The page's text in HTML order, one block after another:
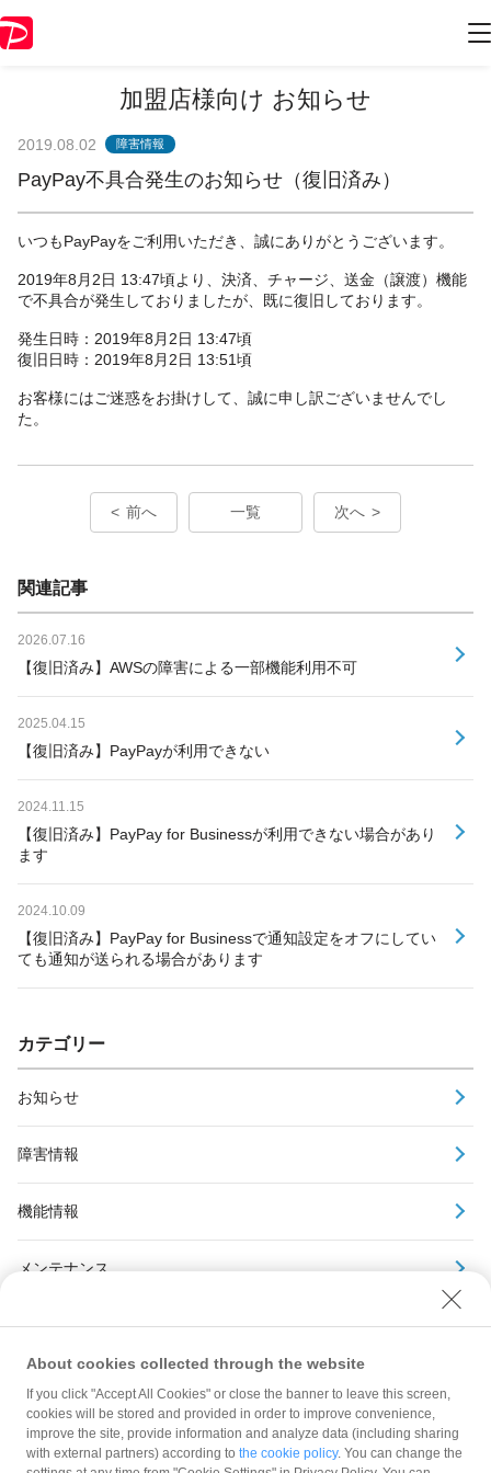
加盟店様向け お知らせ
2019.08.02 障害情報
PayPay不具合発生のお知らせ（復旧済み）
いつもPayPayをご利用いただき、誠にありがとうございます。
2019年8月2日 13:47頃より、決済、チャージ、送金（譲渡）機能
で不具合が発生しておりましたが、既に復旧しております。
発生日時：2019年8月2日 13:47頃
復旧日時：2019年8月2日 13:51頃
お客様にはご迷惑をお掛けして、誠に申し訳ございませんでし
た。
前へ 一覧 次へ
関連記事
2026.07.16
【復旧済み】AWSの障害による一部機能利用不可
2025.04.15
【復旧済み】PayPayが利用できない
2024.11.15
【復旧済み】PayPay for Businessが利用できない場合があり
ます
2024.10.09
【復旧済み】PayPay for Businessで通知設定をオフにしてい
ても通知が送られる場合があります
カテゴリー
お知らせ
障害情報
機能情報
メンテナンス
規約
About cookies collected through the website
If you click "Accept All Cookies" or close the banner to leave this screen,
cookies will be stored and provided in order to improve convenience,
improve the site, provide information and analyze data (including sharing
with external partners) according to the cookie policy. You can change the